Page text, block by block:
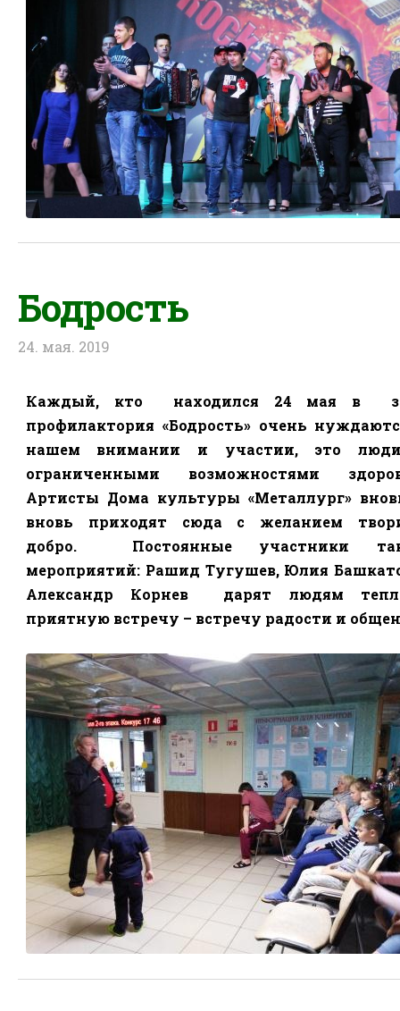
Бодрость
24. мая. 2019
Каждый, кто находился 24 мая в
профилактория «Бодрость» очень
нашем внимании и участии, это
ограниченными возможностями
Артисты Дома культуры «Металлург»
вновь приходят сюда с желанием
добро.
Постоянные участники
мероприятий: Рашид Тугушев, Юлия
Александр Корнев
дарят людям
приятную встречу – встречу радости и